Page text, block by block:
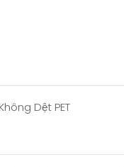
Dệt PET